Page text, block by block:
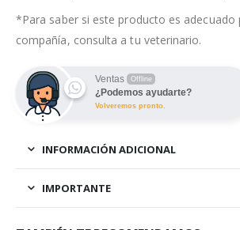
*Para saber si este producto es adecuado
compañía, consulta a tu veterinario.
Ventas Offline
¿Podemos ayudarte?
Volveremos pronto.
INFORMACIÓN ADICIONAL
IMPORTANTE